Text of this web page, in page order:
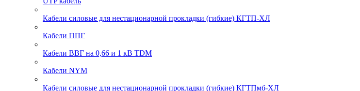
Кабели силовые для нестационарной прокладки (гибкие) КГТП-ХЛ
Кабели ППГ
Кабели ВВГ на 0,66 и 1 кВ TDM
Кабели NYM
Кабели силовые для нестационарной прокладки (гибкие) КГТПмб-ХЛ